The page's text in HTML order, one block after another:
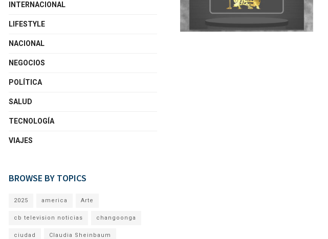
INTERNACIONAL
LIFESTYLE
NACIONAL
NEGOCIOS
POLÍTICA
SALUD
TECNOLOGÍA
VIAJES
BROWSE BY TOPICS
2025 america Arte
cb television noticias changoonga
ciudad Claudia Sheinbaum